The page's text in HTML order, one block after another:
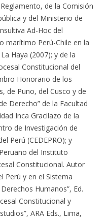
de la Comisión
y del Ministerio de
Ad-Hoc del
marítimo Perú-Chile en la
Haya (2007); y de la
Constitucional del
Honorario de los
de Puno, del Cusco y de
Derecho” de la Facultad
Inca Gracilazo de la
de Investigación de
Perú (CEDEPRO); y
del Instituto
Constitucional. Autor
Perú y en el Sistema
Humanos”, Ed.
Constitucional y
ARA Eds., Lima,